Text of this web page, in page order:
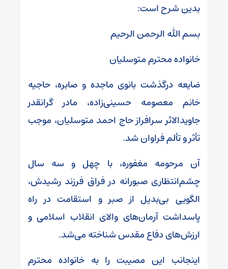
بدین شرح است:
بسم الله الرحمن الرحیم
خانواده محترم متوسلیان
ضایعه درگذشت بانوی ماجده و صابره، حاجیه
خانم معصومه حسینی‌زاده، مادر گرانقدر
جاویدالاثر سرافراز حاج احمد متوسلیان، موجب
تأثر و تألم فراوان شد.
آن مرحومه مغفوره، با چهل و سه سال
چشم‌انتظاری صبورانه در فراق فرزند رشیدش،
الگویی بی‌بدیل از صبر و استقامت در راه
پاسداشت آرمان‌های والای انقلاب اسلامی و
ارزش‌های دفاع مقدس شناخته می‌شد.
اینجانب این مصیبت را به خانواده محترم